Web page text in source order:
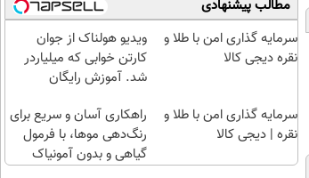
در
باشگاه
انقلاب
شاسی
بلند
نقره
دیجی
کالا
۱۰۰هزارتومان
مطالب پیشنهادی
سرمایه گذاری امن با طلا و
نقره دیجی کالا
ویدیو هولناک از جوان
کارتن خوابی که میلیاردر
شد. آموزش رایگان
سرمایه گذاری امن با طلا و
نقره | دیجی کالا
راهکاری آسان و سریع برای
رنگ‌دهی موها، با فرمول
گیاهی و بدون آمونیاک